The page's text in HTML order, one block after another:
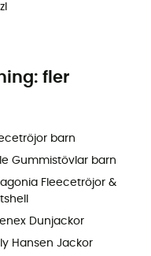
fler
barn
Gummistövlar barn
Fleecetröjor &
Dunjackor
Hansen Jackor